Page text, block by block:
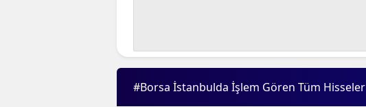
#Borsa İstanbulda İşlem Gören Tüm Hisseler